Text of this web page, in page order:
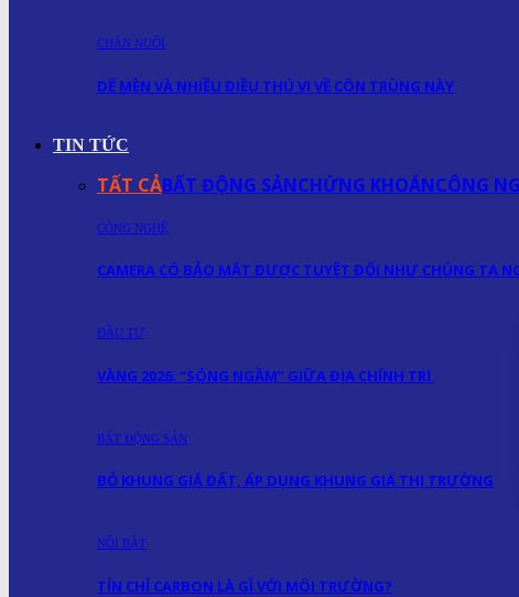
CHĂN NUÔI
DẾ MÈN VÀ NHIỀU ĐIỀU THÚ VỊ VỀ CÔN TRÙNG NÀY
TIN TỨC
TẤT CẢBẤT ĐỘNG SẢNCHỨNG KHOÁNCÔNG
CÔNG NGHỆ
CAMERA CÓ BẢO MẬT ĐƯỢC TUYỆT ĐỐI NHƯ CHÚNG TA
ĐẦU TƯ
VÀNG 2026: “SÓNG NGẦM” GIỮA ĐỊA CHÍNH TRỊ
BẤT ĐỘNG SẢN
BỎ KHUNG GIÁ ĐẤT, ÁP DỤNG KHUNG GIÁ THỊ TRƯỜNG
NỔI BẬT
TÍN CHỈ CARBON LÀ GÌ VỚI MÔI TRƯỜNG?